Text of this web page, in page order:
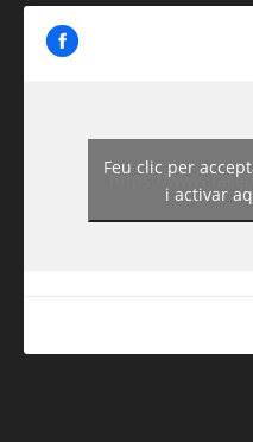
https://
Feu clic per
i activar